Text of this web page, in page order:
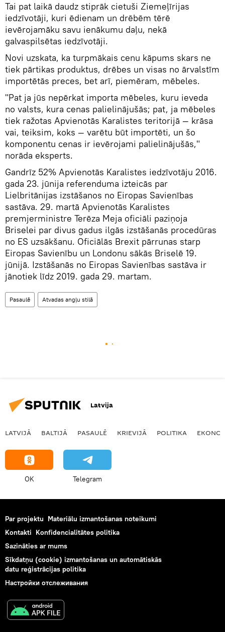
Tai pat laikā daudz stiprāk cietuši Ziemeļīrijas
iedzīvotāji, kuri ēdienam un drēbēm tērē
ievērojamāku savu ienākumu daļu, nekā
galvaspilsētas iedzīvotāji.
Novi uzskata, ka turpmākais cenu kāpums skars ne
tiek pārtikas produktus, drēbes un visas no ārvalstīm
importētās preces, bet arī, piemēram, mēbeles.
"Pat ja jūs nepērkat importa mēbeles, kuru ieveda
no valsts, kura cenas palielinājušās; pat, ja mēbeles
tiek ražotas Apvienotās Karalistes teritorijā — krāsa
vai, teiksim, koks — varētu būt importēti, un šo
komponentu cenas ir ievērojami palielinājušās,"
norāda eksperts.
Gandrīz 52% Apvienotās Karalistes iedzīvotāju 2016.
gada 23. jūnija referenduma izteicās par
Lielbritānijas izstāšanos no Eiropas Savienības
sastāva. 29. martā Apvienotās Karalistes
premjerministre Terēza Meja oficiāli paziņoja
Briselei par divus gadus ilgās izstāšanās procedūras
no ES uzsākšanu. Oficiālās Brexit pārrunas starp
Eiropas Savienību un Londonu sākās Briselē 19.
jūnijā. Izstāšanās no Eiropas Savienības sastāva ir
jānotiek līdz 2019. gada 29. martam.
Pasaulē Atvadas angļu stilā
Latvija
LATVIJĀ BALTIJĀ PASAULĒ KRIEVIJĀ POLITIKA
OK Telegram
Par projektu Materiālu izmantošanas noteikumi
Kontakti Konfidencialitātes politika
Sazināties ar mums
Sīkdatņu (cookie) izmantošanas un automātiskās
datu reģistrācijas politika
Настройки отслеживания